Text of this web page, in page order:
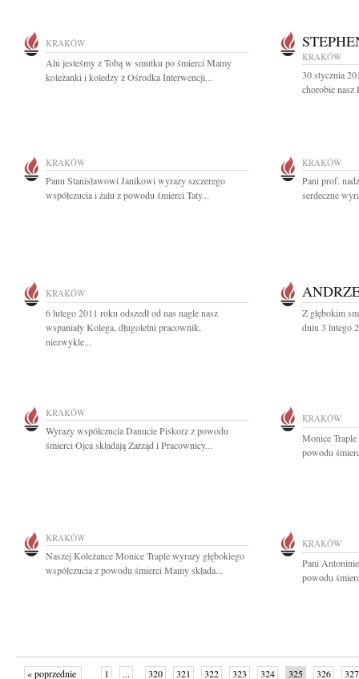
KRAKÓW
Alu jesteśmy z Tobą w smutku po śmierci Mamy
koleżanki i koledzy z Ośrodka Interwencji...
KRAKÓW
30 stycznia
chorobie nasz
KRAKÓW
Panu Stanisławowi Janikowi wyrazy szczerego
współczucia i żalu z powodu śmierci Taty...
KRAKÓW
Pani prof.
serdeczne
KRAKÓW
6 lutego 2011 roku odszedł od nas nagle nasz
wspaniały Kolega, długoletni pracownik,
niezwykle...
Z głębokim
dniu 3 lutego
KRAKÓW
Wyrazy współczucia Danucie Piskorz z powodu
śmierci Ojca składają Zarząd i Pracownicy...
KRAKÓW
Monice Traple
powodu
KRAKÓW
Naszej Koleżance Monice Traple wyrazy głębokiego
współczucia z powodu śmierci Mamy składa...
KRAKÓW
Pani
powodu
« poprzednie 1 ... 320 321 322 323 324 325 326 327